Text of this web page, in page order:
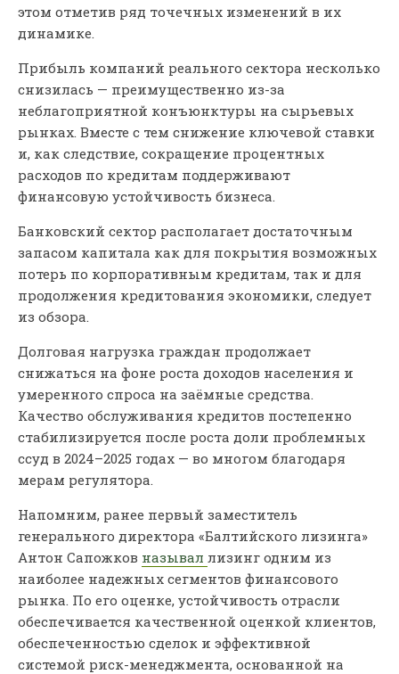
этом отметив ряд точечных изменений в их
динамике.
Прибыль компаний реального сектора несколько
снизилась — преимущественно из-за
неблагоприятной конъюнктуры на сырьевых
рынках. Вместе с тем снижение ключевой ставки
и, как следствие, сокращение процентных
расходов по кредитам поддерживают
финансовую устойчивость бизнеса.
Банковский сектор располагает достаточным
запасом капитала как для покрытия возможных
потерь по корпоративным кредитам, так и для
продолжения кредитования экономики, следует
из обзора.
Долговая нагрузка граждан продолжает
снижаться на фоне роста доходов населения и
умеренного спроса на заёмные средства.
Качество обслуживания кредитов постепенно
стабилизируется после роста доли проблемных
ссуд в 2024–2025 годах — во многом благодаря
мерам регулятора.
Напомним, ранее первый заместитель
генерального директора «Балтийского лизинга»
Антон Сапожков называл лизинг одним из
наиболее надежных сегментов финансового
рынка. По его оценке, устойчивость отрасли
обеспечивается качественной оценкой клиентов,
обеспеченностью сделок и эффективной
системой риск-менеджмента, основанной на